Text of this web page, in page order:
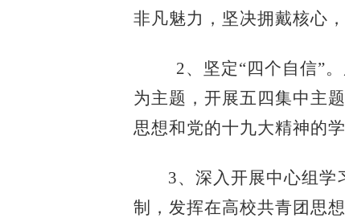
非凡魅力，坚决拥戴核心
2、坚定“四个自信”
为主题，开展五四集中主
思想和党的十九大精神的
3、深入开展中心组学
制，发挥在高校共青团思